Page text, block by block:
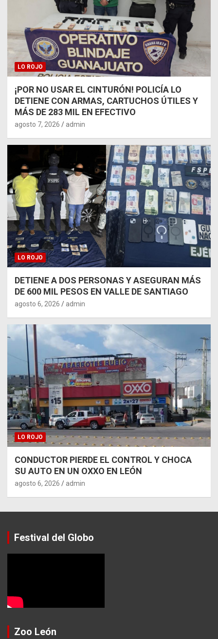
LO ROJO
¡POR NO USAR EL CINTURÓN! POLICÍA LO
DETIENE CON ARMAS, CARTUCHOS ÚTILES Y
MÁS DE 283 MIL EN EFECTIVO
agosto 7, 2026 admin
LO ROJO
DETIENE A DOS PERSONAS Y ASEGURAN MÁS
DE 600 MIL PESOS EN VALLE DE SANTIAGO
agosto 6, 2026 admin
LO ROJO
CONDUCTOR PIERDE EL CONTROL Y CHOCA
SU AUTO EN UN OXXO EN LEÓN
agosto 6, 2026 admin
Festival del Globo
Zoo León